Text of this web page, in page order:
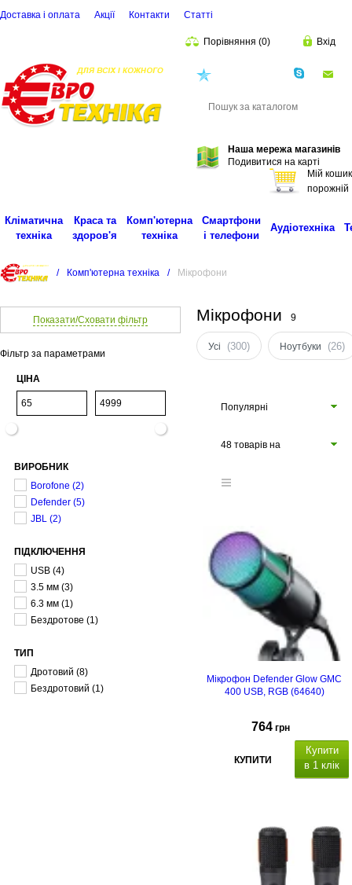
Доставка і оплата Акції Контакти Статті
Порівняння (0) Вхід
Наша мережа магазинів
Подивитися на карті
Мій кошик
порожній
Кліматична
техніка
Краса та
здоров'я
Комп'ютерна
техніка
Смартфони
і телефони
Аудіотехніка
/ Комп'ютерна техніка / Мікрофони
Показати/Сховати фільтр
Фільтр за параметрами
ЦІНА
ВИРОБНИК
Borofone (2)
Defender (5)
JBL (2)
ПІДКЛЮЧЕННЯ
USB (4)
3.5 мм (3)
6.3 мм (1)
Бездротове (1)
ТИП
Дротовий (8)
Бездротовий (1)
Мікрофони 9
Усі (300) Ноутбуки (26)
Популярні
48 товарів на
Мікрофон Defender Glow GMC
400 USB, RGB (64640)
764 грн
КУПИТИ
Купити
в 1 клік